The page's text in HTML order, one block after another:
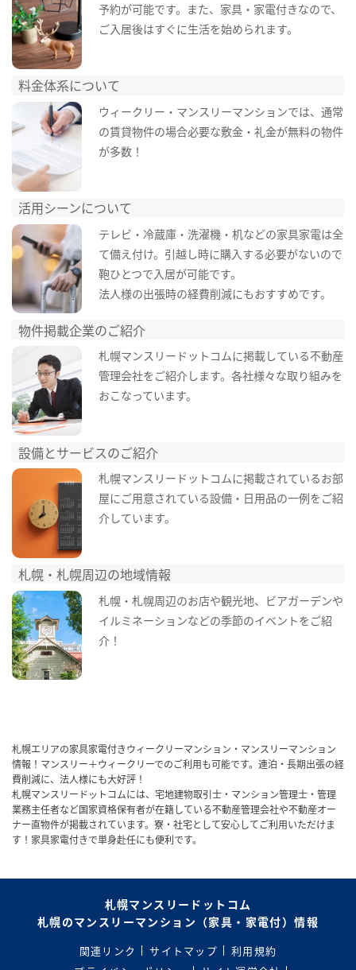
予約が可能です。また、家具・家電付きなので、
ご入居後はすぐに生活を始められます。
料金体系について
ウィークリー・マンスリーマンションでは、通常
の賃貸物件の場合必要な敷金・礼金が無料の物件
が多数！
活用シーンについて
テレビ・冷蔵庫・洗濯機・机などの家具家電は全
て備え付け。引越し時に購入する必要がないので
鞄ひとつで入居が可能です。
法人様の出張時の経費削減にもおすすめです。
物件掲載企業のご紹介
札幌マンスリードットコムに掲載している不動産
管理会社をご紹介します。各社様々な取り組みを
おこなっています。
設備とサービスのご紹介
札幌マンスリードットコムに掲載されているお部
屋にご用意されている設備・日用品の一例をご紹
介しています。
札幌・札幌周辺の地域情報
札幌・札幌周辺のお店や観光地、ビアガーデンや
イルミネーションなどの季節のイベントをご紹
介！
札幌エリアの家具家電付きウィークリーマンション・マンスリーマンション
情報！マンスリー＋ウィークリーでのご利用も可能です。連泊・長期出張の経
費削減に、法人様にも大好評！
札幌マンスリードットコムには、宅地建物取引士・マンション管理士・管理
業務主任者など国家資格保有者が在籍している不動産管理会社や不動産オー
ナー直物件が掲載されています。寮・社宅として安心してご利用いただけま
す！家具家電付きで単身赴任にも便利です。
札幌マンスリードットコム
札幌のマンスリーマンション（家具・家電付）情報
関連リンク サイトマップ
利用規約